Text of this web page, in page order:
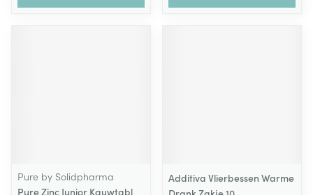
Pure by Solidpharma
Pure Zinc Junior Kauwtabl
Additiva Vlierbessen Warme